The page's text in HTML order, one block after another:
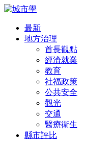
最新
地方治理
首長觀點
經濟就業
教育
社福政策
公共安全
觀光
交通
醫療衛生
縣市評比